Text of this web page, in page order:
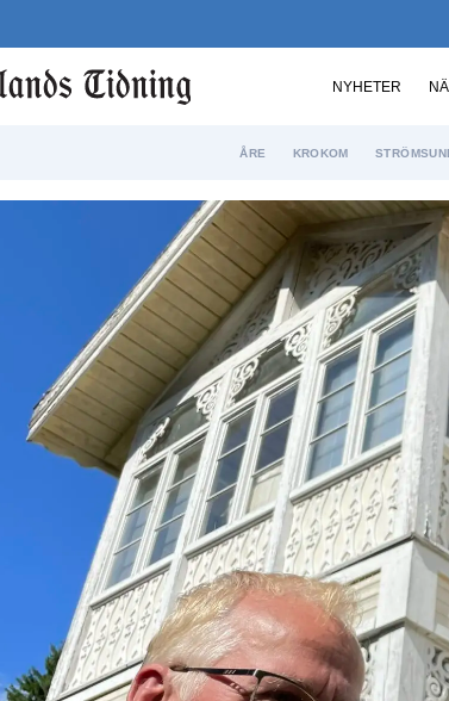
NYHETER
ÅRE KROKOM